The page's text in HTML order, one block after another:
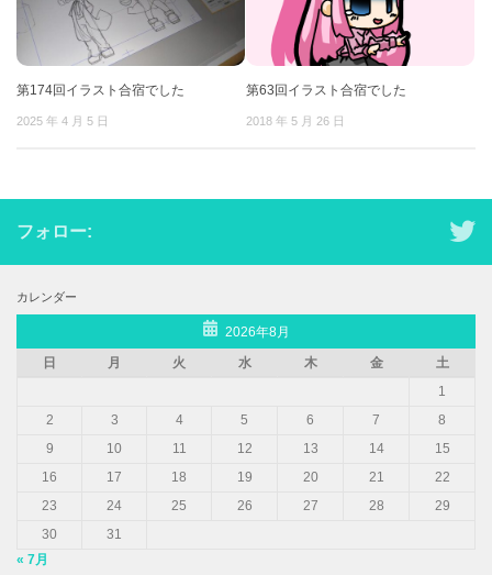
第174回イラスト合宿でした
2025 年 4 月 5 日
第63回イラスト合宿でした
2018 年 5 月 26 日
フォロー:
カレンダー
2026年8月
日
月 火 水 木 金
土
1
2
3 4 5 6 7
8
9
10 11 12 13 14
15
16
17 18 19 20 21
22
23
24 25 26 27 28
29
30
31
« 7月